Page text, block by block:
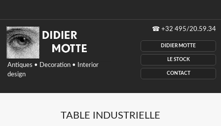
Didier
Motte
antiques,
Decoration,
interior
design,
Belgium
Antiques • Decoration • Interior
design
☎ +32 495/20.59.34
DIDIER MOTTE
LE STOCK
CONTACT
TABLE INDUSTRIELLE